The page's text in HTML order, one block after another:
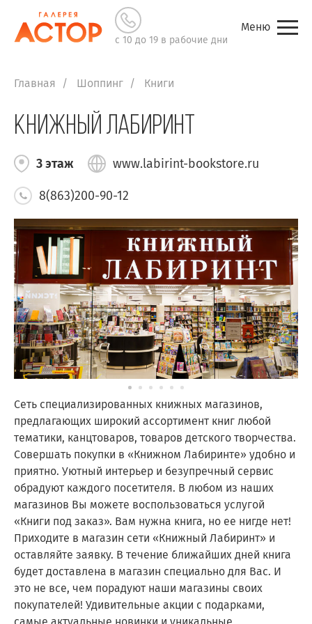
с 10 до 19 в рабочие дни
Меню
Главная Шоппинг Книги
Книжный Лабиринт
3 этаж www.labirint-bookstore.ru
8(863)200-90-12
Сеть специализированных книжных магазинов,
предлагающих широкий ассортимент книг любой
тематики, канцтоваров, товаров детского творчества.
Совершать покупки в «Книжном Лабиринте» удобно и
приятно. Уютный интерьер и безупречный сервис
обрадуют каждого посетителя. В любом из наших
магазинов Вы можете воспользоваться услугой
«Книги под заказ». Вам нужна книга, но ее нигде нет!
Приходите в магазин сети «Книжный Лабиринт» и
оставляйте заявку. В течение ближайших дней книга
будет доставлена в магазин специально для Вас. И
это не все, чем порадуют наши магазины своих
покупателей! Удивительные акции с подарками,